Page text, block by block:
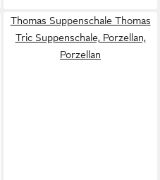
Thomas Suppenschale Thomas
Tric Suppenschale, Porzellan,
Porzellan